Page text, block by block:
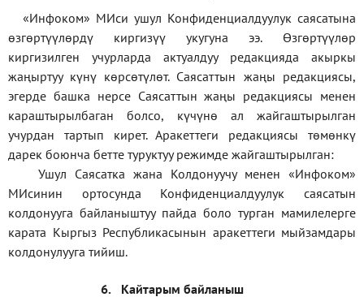
«Инфоком» МИси ушул Конфиденциалдуулук саясатына
өзгөртүүлөрдү киргизүү укугуна ээ. Өзгөртүүлөр
киргизилген учурларда актуалдуу редакцияда акыркы
жаңыртуу күнү көрсөтүлөт. Саясаттын жаңы редакциясы,
эгерде башка нерсе Саясаттын жаңы редакциясы менен
караштырылбаган болсо, күчүнө ал жайгаштырылган
учурдан тартып кирет. Аракеттеги редакциясы төмөнкү
дарек боюнча бетте туруктуу режимде жайгаштырылган:
Ушул Саясатка жана Колдонуучу менен «Инфоком»
МИсинин ортосунда Конфиденциалдуулук саясатын
колдонууга байланыштуу пайда боло турган мамилелерге
карата Кыргыз Республикасынын аракеттеги мыйзамдары
колдонулууга тийиш.
6. Кайтарым байланыш